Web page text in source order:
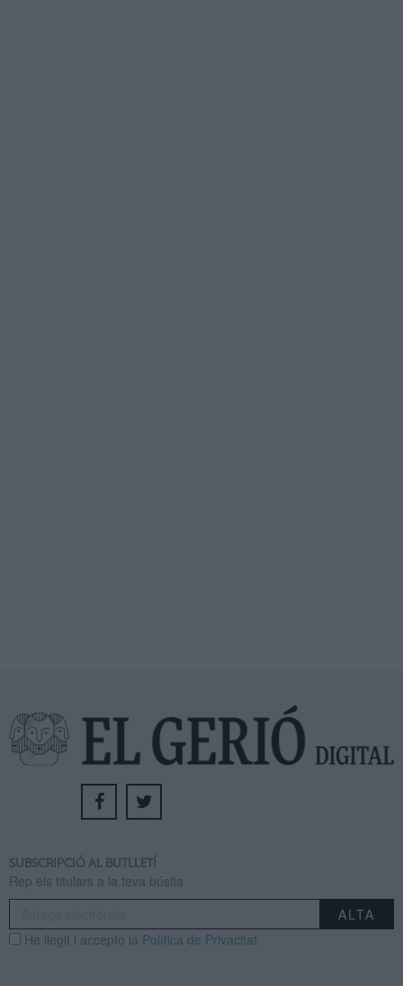
SUBSCRIPCIÓ AL BUTLLETÍ
Rep els titulars a la teva bústia
He llegit i accepto la Política de Privacitat